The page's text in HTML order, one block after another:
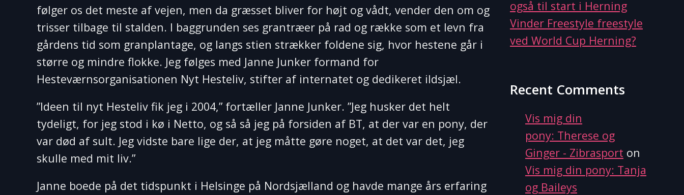
følger os det meste af vejen, men da græsset bliver for højt og vådt, vender den om og
trisser tilbage til stalden. I baggrunden ses grantræer på rad og række som et levn fra
gårdens tid som granplantage, og langs stien strækker foldene sig, hvor hestene går i
større og mindre flokke. Jeg følges med Janne Junker formand for
Hesteværnsorganisationen Nyt Hesteliv, stifter af internatet og dedikeret ildsjæl.
”Ideen til nyt Hesteliv fik jeg i 2004,” fortæller Janne Junker. ”Jeg husker det helt
tydeligt, for jeg stod i kø i Netto, og så så jeg på forsiden af BT, at der var en pony, der
var død af sult. Jeg vidste bare lige der, at jeg måtte gøre noget, at det var det, jeg
skulle med mit liv.”
Janne boede på det tidspunkt i Helsinge på Nordsjælland og havde mange års erfaring
også til start i Herning
Vinder Freestyle freestyle
ved World Cup Herning?
Recent Comments
Vis mig din
pony: Therese og
Ginger - Zibrasport on
Vis mig din pony: Tanja
og Baileys